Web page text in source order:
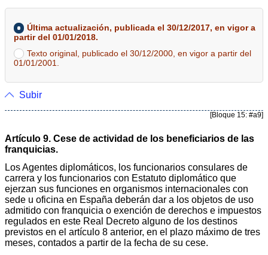
Última actualización, publicada el 30/12/2017, en vigor a
partir del 01/01/2018.
Texto original, publicado el 30/12/2000, en vigor a partir del
01/01/2001.
Subir
[Bloque 15: #a9]
Artículo 9. Cese de actividad de los beneficiarios de las
franquicias.
Los Agentes diplomáticos, los funcionarios consulares de
carrera y los funcionarios con Estatuto diplomático que
ejerzan sus funciones en organismos internacionales con
sede u oficina en España deberán dar a los objetos de uso
admitido con franquicia o exención de derechos e impuestos
regulados en este Real Decreto alguno de los destinos
previstos en el artículo 8 anterior, en el plazo máximo de tres
meses, contados a partir de la fecha de su cese.